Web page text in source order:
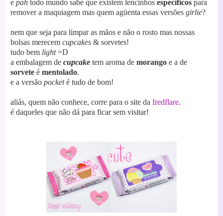
e pah todo mundo sabe que existem lencinhos específicos para
remover a maquiagem mas quem agüenta essas versões girlie?
nem que seja para limpar as mãos e não o rosto mas nossas
bolsas merecem cupcakes & sorvetes!
tudo bem light=D
a embalagem de cupcake tem aroma de morango e a de
sorvete é mentolado.
e a versão pocketé tudo de bom!
aliás, quem não conhece, corre para o site da fredflare.
é daqueles que não dá para ficar sem visitar!